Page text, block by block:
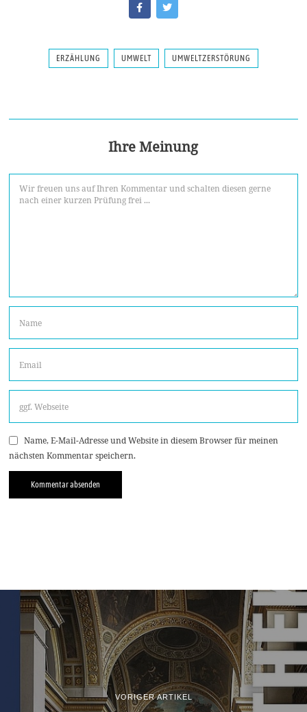
ERZÄHLUNG UMWELT UMWELTZERSTÖRUNG
Ihre Meinung
Name, E-Mail-Adresse und Website in diesem Browser für meinen
nächsten Kommentar speichern.
VORIGER ARTIKEL